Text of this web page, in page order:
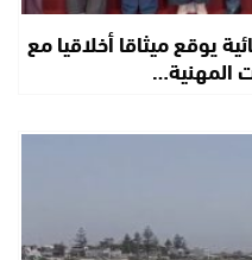
يوقع ميثاقا أخلاقيا مع
المهنية…